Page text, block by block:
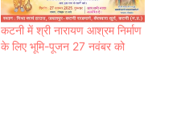
कटनी में श्री नारायण आश्रम निर्माण
के लिए भूमि-पूजन 27 नवंबर को